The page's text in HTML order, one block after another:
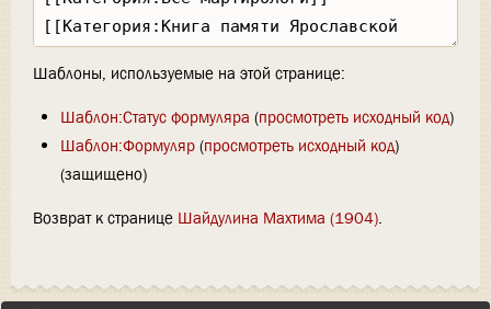
Шаблоны, используемые на этой странице:
Шаблон:Статус формуляра (просмотреть исходный код)
Шаблон:Формуляр(просмотреть исходный код)
(защищено)
Возврат к странице Шайдулина Махтима (1904).